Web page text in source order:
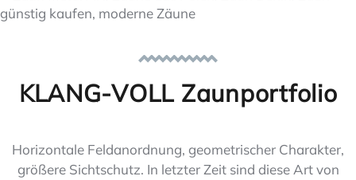
KLANG-VOLL Zaunportfolio
Horizontale Feldanordnung, geometrischer Charakter,
größere Sichtschutz. In letzter Zeit sind diese Art von